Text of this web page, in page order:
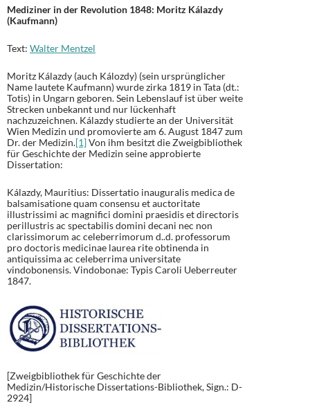
Mediziner in der Revolution 1848: Moritz Kálazdy
(Kaufmann)
Text: Walter Mentzel
Moritz Kálazdy (auch Kálozdy) (sein ursprünglicher
Name lautete Kaufmann) wurde zirka 1819 in Tata (dt.:
Totis) in Ungarn geboren. Sein Lebenslauf ist über weite
Strecken unbekannt und nur lückenhaft
nachzuzeichnen. Kálazdy studierte an der Universität
Wien Medizin und promovierte am 6. August 1847 zum
Dr. der Medizin.[1]Von ihm besitzt die Zweigbibliothek
für Geschichte der Medizin seine approbierte
Dissertation:
Kálazdy, Mauritius: Dissertatio inauguralis medica de
balsamisatione quam consensu et auctoritate
illustrissimi ac magnifici domini praesidis et directoris
perillustris ac spectabilis domini decani nec non
clarissimorum ac celeberrimorum d..d. professorum
pro doctoris medicinae laurea rite obtinenda in
antiquissima ac celeberrima universitate
vindobonensis. Vindobonae: Typis Caroli Ueberreuter
1847.
[Zweigbibliothek für Geschichte der
Medizin/Historische Dissertations-Bibliothek, Sign.: D-
2924]